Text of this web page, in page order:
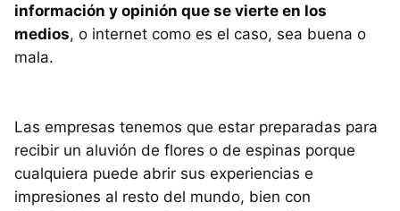
información y opinión que se vierte en los
medios, o internet como es el caso, sea buena o
mala.
Las empresas tenemos que estar preparadas para
recibir un aluvión de flores o de espinas porque
cualquiera puede abrir sus experiencias e
impresiones al resto del mundo, bien con